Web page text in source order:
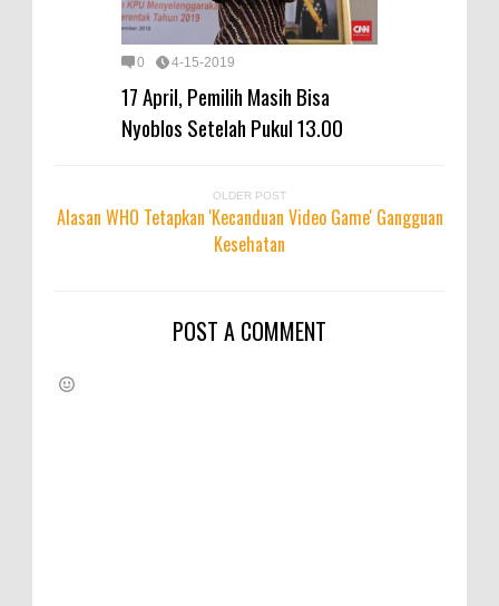
0 4-15-2019
17 April, Pemilih Masih Bisa
Nyoblos Setelah Pukul 13.00
OLDER POST
Alasan WHO Tetapkan 'Kecanduan Video Game' Gangguan
Kesehatan
POST A COMMENT